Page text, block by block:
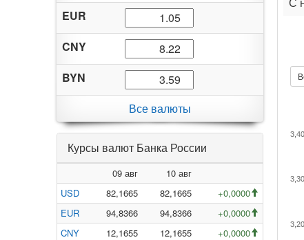
EUR
CNY
BYN
Все валюты
Курсы валют Банка России
09 авг
10 авг
USD
82,1665 82,1665
+0,0000
EUR
94,8366 94,8366
+0,0000
CNY
12,1655 12,1655
+0,0000
3,20
3,30
3,40